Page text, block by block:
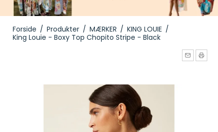
Forside / Produkter / MÆRKER / KING LOUIE /
King Louie - Boxy Top Chopito Stripe - Black